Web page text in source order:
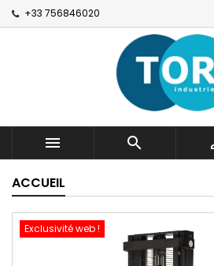
+33 756846020
 
ACCUEIL
Exclusivité web !